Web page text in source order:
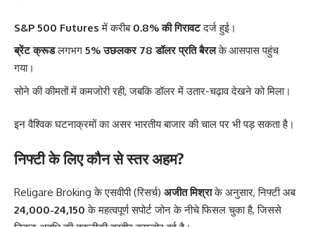
S&P 500 Futures में करीब 0.8% की गिरावटदर्ज हुई।
ब्रेंट क्रूडलगभग 5% उछलकर 78 डॉलर प्रति बैरलके आसपास पहुंच
गया।
सोने की कीमतों में कमजोरी रही, जबकि डॉलर में उतार-चढ़ाव देखने को मिला।
इन वैश्विक घटनाक्रमों का असर भारतीय बाजार की चाल पर भी पड़ सकता है।
निफ्टी के लिए कौन से स्तर अहम?
Religare Broking के एसवीपी (रिसर्च) अजीत मिश्राके अनुसार, निफ्टी अब
24,000-24,150 के महत्वपूर्ण सपोर्ट जोन के नीचे फिसल चुका है, जिससे